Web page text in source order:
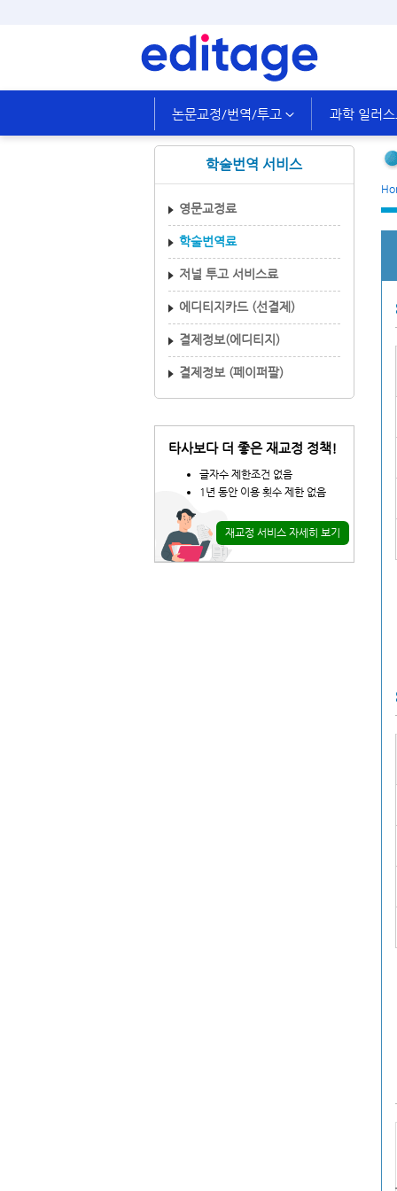
논문교정/번역/투고 과학 일러
학술번역 서비스
영문교정료
학술번역료
저널 투고 서비스료
에디티지카드 (선결제)
결제정보(에디티지)
결제정보 (페이퍼팔)
타사보다 더 좋은 재교정 정책!
글자수 제한조건 없음
1년 동안 이용 횟수 제한 없음
재교정 서비스 자세히 보기